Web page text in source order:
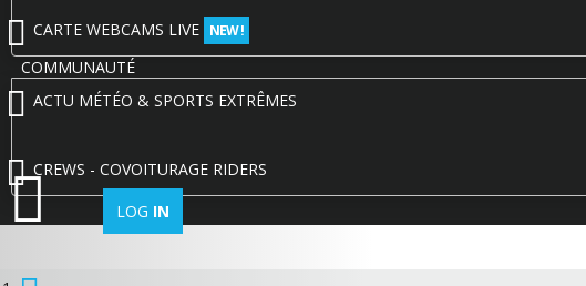
CARTE WEBCAMS LIVE NEW !
COMMUNAUTÉ
ACTU MÉTÉO & SPORTS EXTRÊMES
CREWS - COVOITURAGE RIDERS
LOG IN